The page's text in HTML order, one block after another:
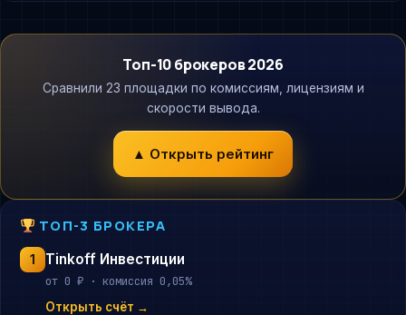
Топ-10 брокеров 2026
Сравнили 23 площадки по комиссиям, лицензиям и
скорости вывода.
▲ Открыть рейтинг
ТОП-3 БРОКЕРА
1 Tinkoff Инвестиции
от 0 ₽ · комиссия 0,05%
Открыть счёт →